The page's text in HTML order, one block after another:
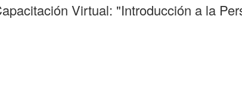
Virtual: "Introducción a la